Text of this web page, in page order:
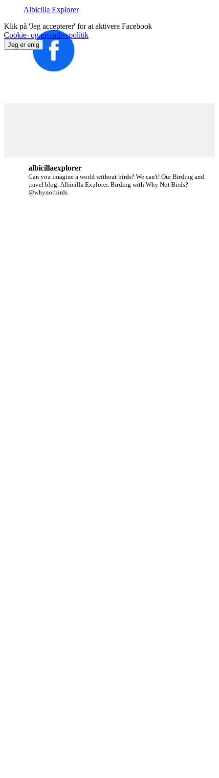
Albicilla Explorer
Klik på 'Jeg accepterer' for at aktivere Facebook
Cookie- og privatlivspolitik
Jeg er enig
albicillaexplorer
Can you imagine a world without birds? We can't! Our Birding and
travel blog: Albicilla Explorer. Birding with Why Not Birds?
@whynotbirds